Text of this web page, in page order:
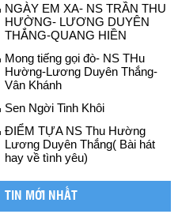
NGÀY EM XA- NS TRẦN THU
HƯỜNG- LƯƠNG DUYÊN
THẮNG-QUANG HIỀN
Mong tiếng gọi đò- NS THu
Hường-Lương Duyên Thắng-
Vân Khánh
Sen Ngời Tinh Khôi
ĐIỂM TỰA NS Thu Hường
Lương Duyên Thắng( Bài hát
hay về tình yêu)
TIN MỚI NHẤT